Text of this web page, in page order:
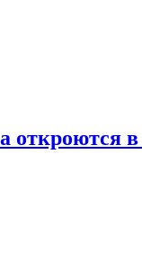
откроются